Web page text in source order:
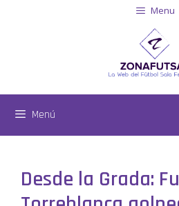
Menu
Menú
Desde la Grada: